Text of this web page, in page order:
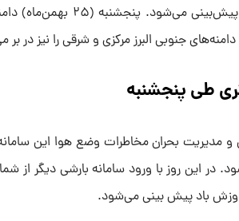
جنوب غرب، مرکز، جنوب و شرق
جنوبی البرز مرکزی و شرقی را نیز در بر
طی پنجشنبه
مدیریت بحران مخاطرات وضع هوا این
در این روز با ورود سامانه بارشی دیگر از
وزش باد پیش بینی می‌شود.